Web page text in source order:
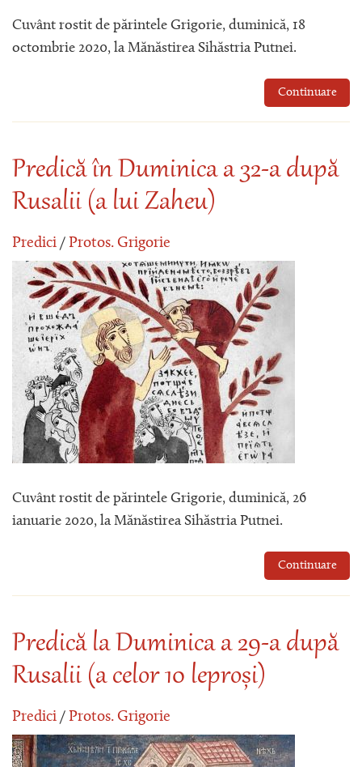
Cuvânt rostit de părintele Grigorie, duminică, 18
octombrie 2020, la Mănăstirea Sihăstria Putnei.
Continuare
Predică în Duminica a 32-a după
Rusalii (a lui Zaheu)
Predici / Protos. Grigorie
Cuvânt rostit de părintele Grigorie, duminică, 26
ianuarie 2020, la Mănăstirea Sihăstria Putnei.
Continuare
Predică la Duminica a 29-a după
Rusalii (a celor 10 leproși)
Predici / Protos. Grigorie